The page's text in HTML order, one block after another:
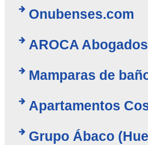
Onubenses.com
AROCA
Mamparas de
Apartamentos
Grupo Ábaco